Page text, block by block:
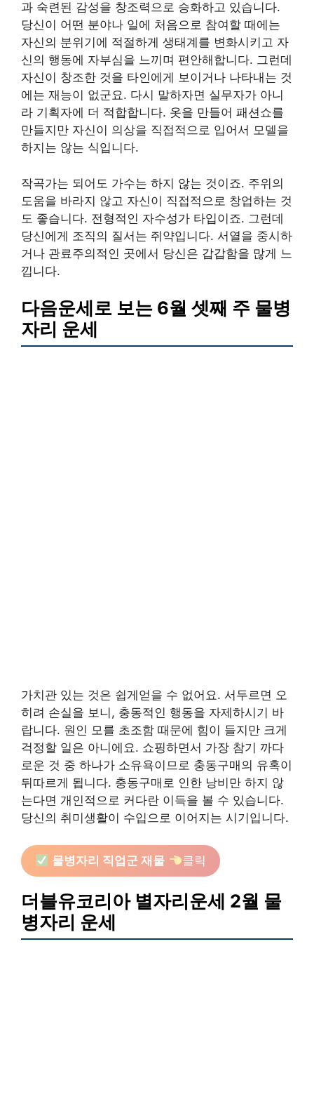
과 숙련된 감성을 창조력으로 승화하고 있습니다.
당신이 어떤 분야나 일에 처음으로 참여할 때에는
자신의 분위기에 적절하게 생태계를 변화시키고 자
신의 행동에 자부심을 느끼며 편안해합니다. 그런데
자신이 창조한 것을 타인에게 보이거나 나타내는 것
에는 재능이 없군요. 다시 말하자면 실무자가 아니
라 기획자에 더 적합합니다. 옷을 만들어 패션쇼를
만들지만 자신이 의상을 직접적으로 입어서 모델을
하지는 않는 식입니다.
작곡가는 되어도 가수는 하지 않는 것이죠. 주위의
도움을 바라지 않고 자신이 직접적으로 창업하는 것
도 좋습니다. 전형적인 자수성가 타입이죠. 그런데
당신에게 조직의 질서는 쥐약입니다. 서열을 중시하
거나 관료주의적인 곳에서 당신은 갑갑함을 많게 느
낍니다.
다음운세로 보는 6월 셋째 주 물병
자리 운세
가치관 있는 것은 쉽게얻을 수 없어요. 서두르면 오
히려 손실을 보니, 충동적인 행동을 자제하시기 바
랍니다. 원인 모를 초조함 때문에 힘이 들지만 크게
걱정할 일은 아니에요. 쇼핑하면서 가장 참기 까다
로운 것 중 하나가 소유욕이므로 충동구매의 유혹이
뒤따르게 됩니다. 충동구매로 인한 낭비만 하지 않
는다면 개인적으로 커다란 이득을 볼 수 있습니다.
당신의 취미생활이 수입으로 이어지는 시기입니다.
물병자리 직업군 재물 클릭
더블유코리아 별자리운세 2월 물
병자리 운세